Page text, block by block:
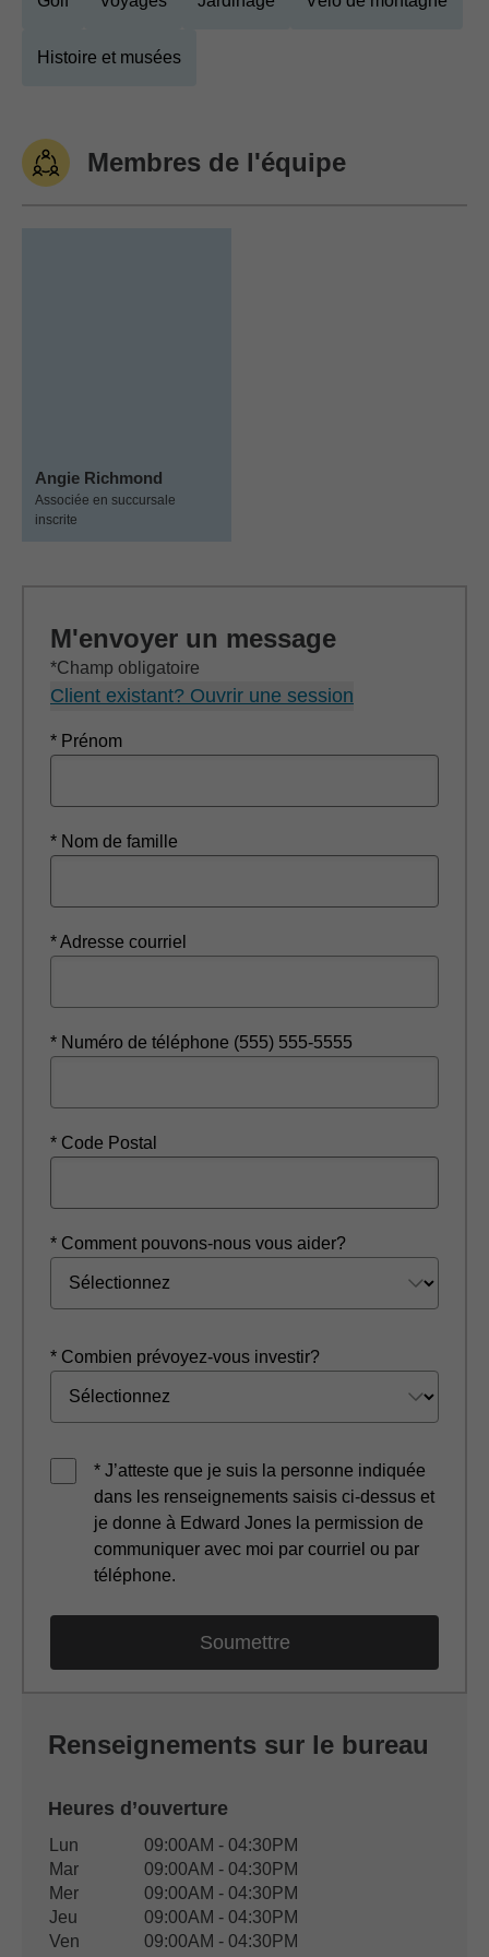
Histoire et musées
Membres de l'équipe
Angie Richmond
Associée en succursale
inscrite
M'envoyer un message
*Champ obligatoire
Client existant? Ouvrir une session
* Prénom
* Nom de famille
* Adresse courriel
* Numéro de téléphone (555) 555-5555
* Code Postal
* Comment pouvons-nous vous aider?
* Combien prévoyez-vous investir?
* J’atteste que je suis la personne indiquée
dans les renseignements saisis ci-dessus et
je donne à Edward Jones la permission de
communiquer avec moi par courriel ou par
téléphone.
Renseignements sur le bureau
Heures d’ouverture
Heures d’ouverture du bureau
Jour de semaineDisponibilité
Lun
09:00AM - 04:30PM
Mar
09:00AM - 04:30PM
Mer
09:00AM - 04:30PM
Jeu
09:00AM - 04:30PM
Ven
09:00AM - 04:30PM